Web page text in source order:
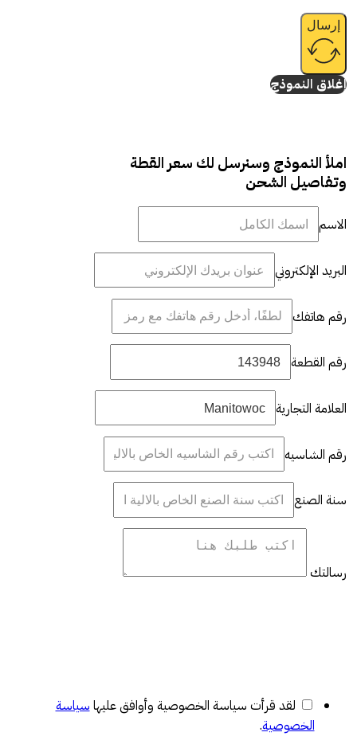
إرسال
إغلاق النموذج
املأ النموذج وسنرسل لك سعر القطة
وتفاصيل الشحن
الاسم
البريد الإلكتروني
رقم هاتفك
رقم القطعة
العلامة التجارية
رقم الشاسيه
سنة الصنع
رسالتك
لقد قرأت سياسة الخصوصية وأوافق عليها سياسة
الخصوصية.